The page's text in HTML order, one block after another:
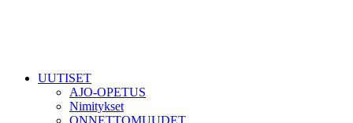
UUTISET
AJO-OPETUS
Nimitykset
ONNETTOMUUDET